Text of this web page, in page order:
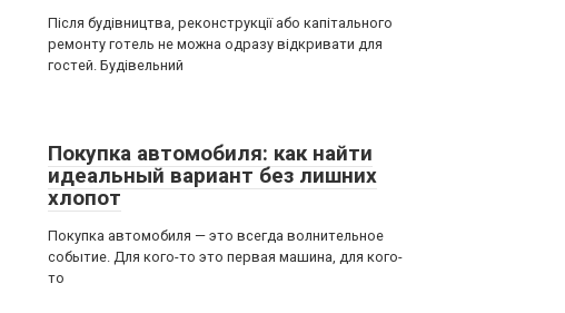
Після будівництва, реконструкції або капітального
ремонту готель не можна одразу відкривати для
гостей. Будівельний
Покупка автомобиля: как найти
идеальный вариант без лишних
хлопот
Покупка автомобиля — это всегда волнительное
событие. Для кого-то это первая машина, для кого-
то